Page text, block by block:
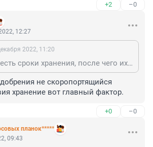
+2 –0
12:27
2022, 11:20
У удобрений есть сроки хранения, после чего их придётся утилизировать за свой счёт. Так что да, в некоторых форс-мажорных ситуациях имеет смысл подарить, чем оплачивать утилизацию. Аналогично поступают производители сладостей: нераспроданные тортики и кексы с истекающими (но ещё не истёкшими) сроками годности передают в детские дома и дома престарелых.
не скоропортящийся
хранение вот главный фактор.
+0 –0
планок*****
09:43